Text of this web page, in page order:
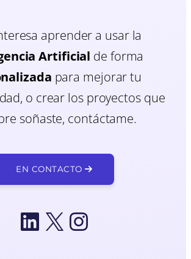
aprender a usar la
Artificial de forma
para mejorar tu
o crear los proyectos que
soñaste, contáctame.
EN CONTACTO
LinkedIn
X Instagram